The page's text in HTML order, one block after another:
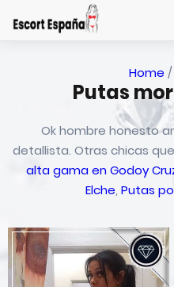
Home /
Putas
Ok hombre honesto
detallista. Otras chicas
alta gama en Godoy
Elche, Putas